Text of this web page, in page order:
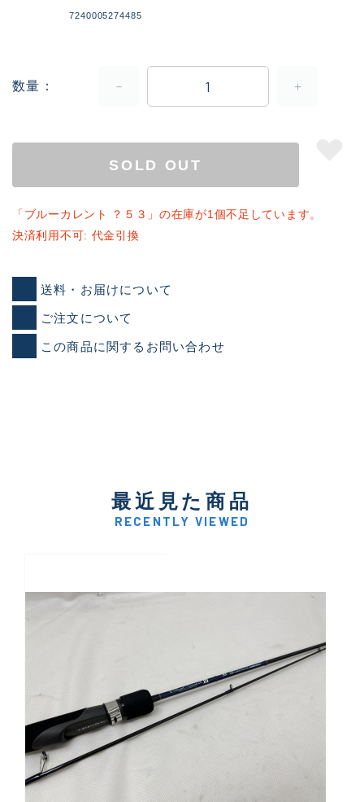
7240005274485
数量
SOLD OUT
「ブルーカレント ？５３」の在庫が1個不足しています。
決済利用不可: 代金引換
送料・お届けについて
ご注文について
この商品に関するお問い合わせ
最近見た商品
RECENTLY VIEWED